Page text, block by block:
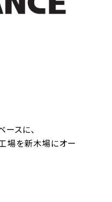
スに、
場を新木場にオー